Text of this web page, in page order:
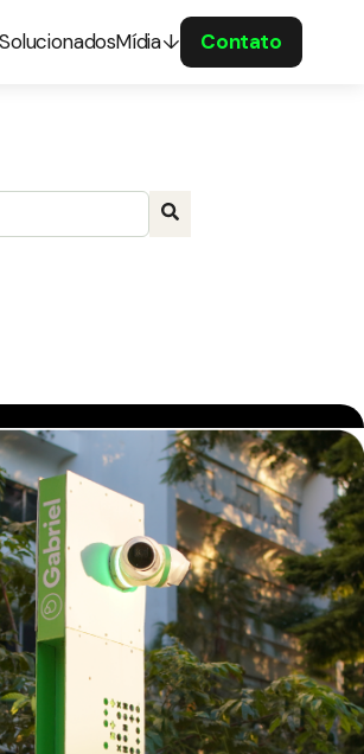
Mídia Contato
automática incluído.